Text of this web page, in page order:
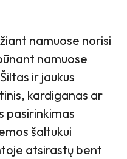
namuose norisi
namuose
ir jaukus
kardiganas ar
pasirinkimas
šaltukui
atsirastų bent